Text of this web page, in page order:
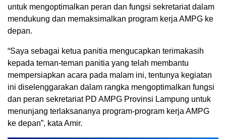
untuk mengoptimalkan peran dan fungsi sekretariat dalam
mendukung dan memaksimalkan program kerja AMPG ke
depan.
“Saya sebagai ketua panitia mengucapkan terimakasih
kepada teman-teman panitia yang telah membantu
mempersiapkan acara pada malam ini, tentunya kegiatan
ini diselenggarakan dalam rangka mengoptimalkan fungsi
dan peran sekretariat PD AMPG Provinsi Lampung untuk
menunjang terlaksananya program-program kerja AMPG
ke depan”, kata Amir.